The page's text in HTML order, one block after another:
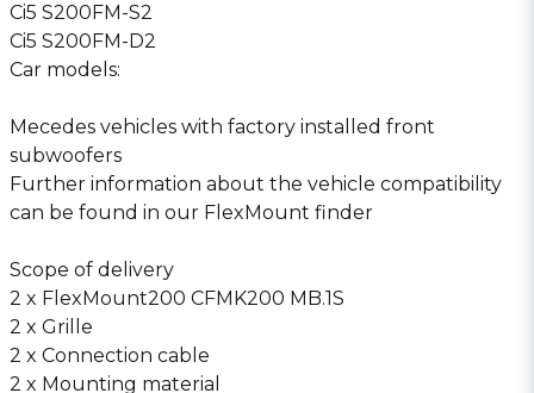
Ci5 S200FM-S2
Ci5 S200FM-D2
Car models:
Mecedes vehicles with factory installed front
subwoofers
Further information about the vehicle compatibility
can be found in our FlexMount finder
Scope of delivery
2 x FlexMount200 CFMK200 MB.1S
2 x Grille
2 x Connection cable
2 x Mounting material